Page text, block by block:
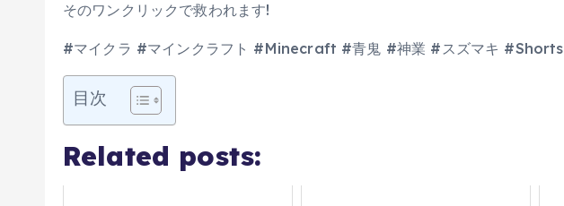
そのワンクリックで救われます!
#マイクラ #マインクラフト #Minecraft #青鬼 #神業 #スズマキ #Shorts
目次
Related posts: